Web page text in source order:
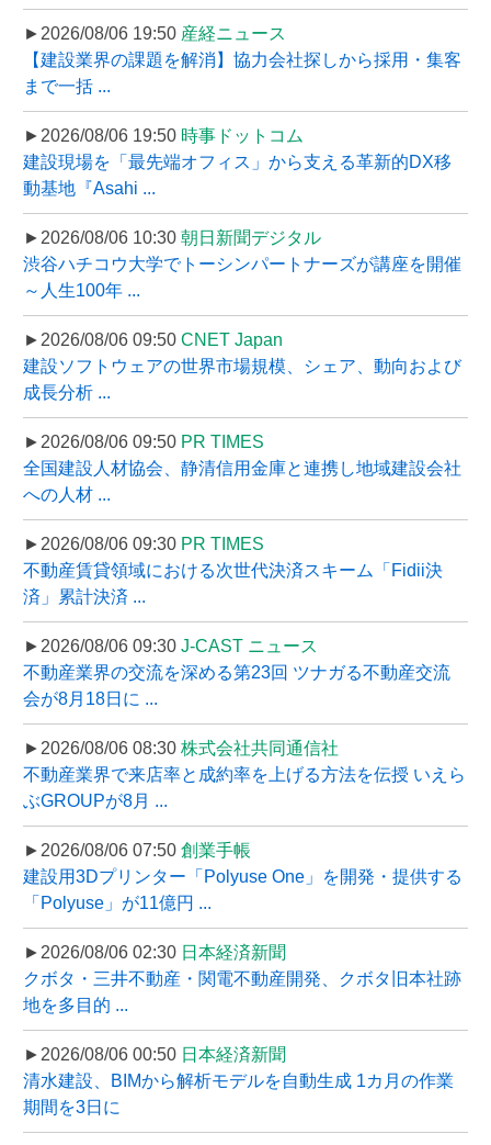
►2026/08/06 19:50 産経ニュース
【建設業界の課題を解消】協力会社探しから採用・集客
まで一括 ...
►2026/08/06 19:50 時事ドットコム
建設現場を「最先端オフィス」から支える革新的DX移
動基地『Asahi ...
►2026/08/06 10:30 朝日新聞デジタル
渋谷ハチコウ大学でトーシンパートナーズが講座を開催
～人生100年 ...
►2026/08/06 09:50 CNET Japan
建設ソフトウェアの世界市場規模、シェア、動向および
成長分析 ...
►2026/08/06 09:50 PR TIMES
全国建設人材協会、静清信用金庫と連携し地域建設会社
への人材 ...
►2026/08/06 09:30 PR TIMES
不動産賃貸領域における次世代決済スキーム「Fidii決
済」累計決済 ...
►2026/08/06 09:30 J-CAST ニュース
不動産業界の交流を深める第23回 ツナガる不動産交流
会が8月18日に ...
►2026/08/06 08:30 株式会社共同通信社
不動産業界で来店率と成約率を上げる方法を伝授 いえら
ぶGROUPが8月 ...
►2026/08/06 07:50 創業手帳
建設用3Dプリンター「Polyuse One」を開発・提供する
「Polyuse」が11億円 ...
►2026/08/06 02:30 日本経済新聞
クボタ・三井不動産・関電不動産開発、クボタ旧本社跡
地を多目的 ...
►2026/08/06 00:50 日本経済新聞
清水建設、BIMから解析モデルを自動生成 1カ月の作業
期間を3日に